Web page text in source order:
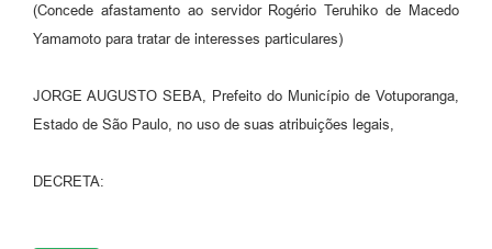
Transparência
Editais
(Concede afastamento ao servidor Rogério Teruhiko de Macedo
Yamamoto para tratar de interesses particulares)
JORGE AUGUSTO SEBA, Prefeito do Município de Votuporanga,
Estado de São Paulo, no uso de suas atribuições legais,
DECRETA: